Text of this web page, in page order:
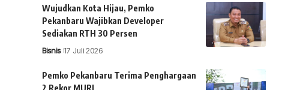
Wujudkan Kota Hijau, Pemko
Pekanbaru Wajibkan Developer
Sediakan RTH 30 Persen
Bisnis 17 Juli 2026
Pemko Pekanbaru Terima Penghargaan
2 Rekor MURI